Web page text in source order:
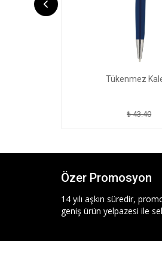
Tükenmez
₺ 43.40
Özer Promosyon
14 yılı aşkın süredir,
geniş ürün yelpazesi ile